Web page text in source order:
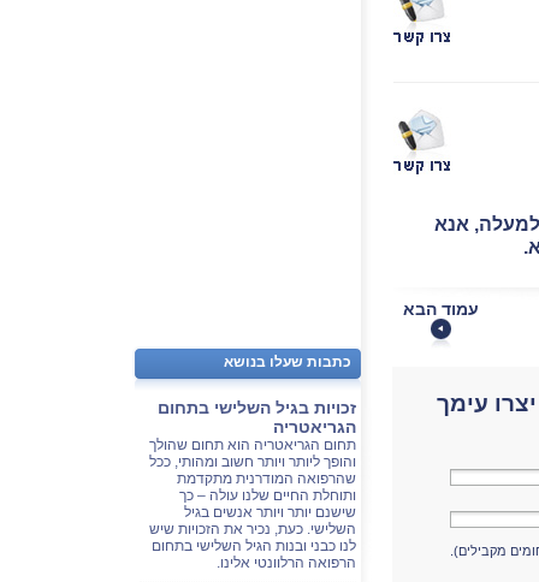
אנא
עמוד הבא
עימך
מקבילים).
כתבות שעלו בנושא
זכויות בגיל השלישי בתחום
הגריאטריה
תחום הגריאטריה הוא תחום שהולך
והופך ליותר ויותר חשוב ומהותי, ככל
שהרפואה המודרנית מתקדמת
ותוחלת החיים שלנו עולה – כך
שישנם יותר ויותר אנשים בגיל
השלישי. כעת, נכיר את הזכויות שיש
לנו כבני ובנות הגיל השלישי בתחום
הרפואה הרלוונטי אלינו.